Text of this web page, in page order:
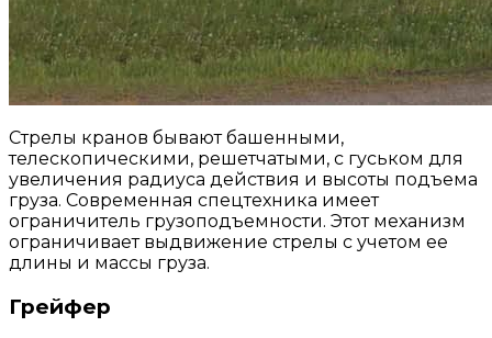
Стрелы кранов бывают башенными,
телескопическими, решетчатыми, с гуськом для
увеличения радиуса действия и высоты подъема
груза. Современная спецтехника имеет
ограничитель грузоподъемности. Этот механизм
ограничивает выдвижение стрелы с учетом ее
длины и массы груза.
Грейфер